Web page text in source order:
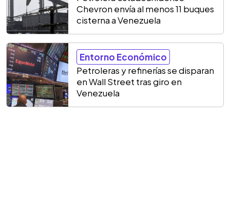
Chevron envía al menos 11 buques
cisterna a Venezuela
Entorno Económico
Petroleras y refinerías se disparan
en Wall Street tras giro en
Venezuela